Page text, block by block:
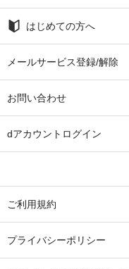
はじめての方へ
メールサービス登録/解除
お問い合わせ
dアカウントログイン
ご利用規約
プライバシーポリシー